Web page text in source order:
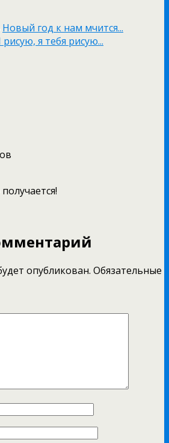
Новый год к нам мчится...
рисую, я тебя рисую...
опубликован. Обязательные